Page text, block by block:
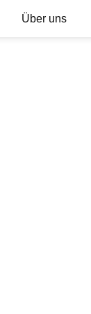
Über uns